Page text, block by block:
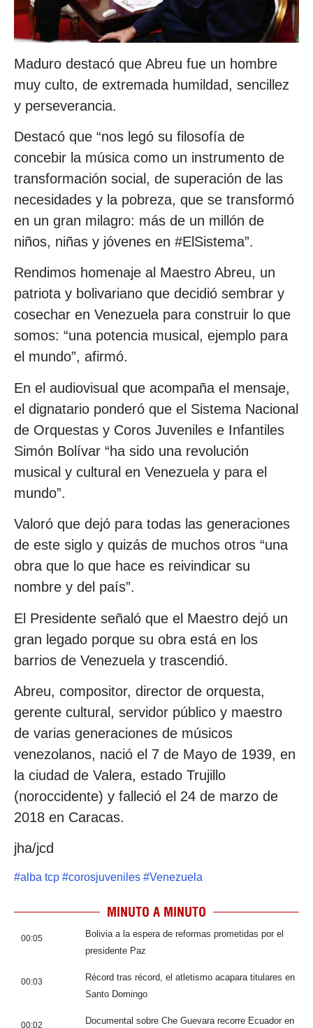
Maduro destacó que Abreu fue un hombre
muy culto, de extremada humildad, sencillez
y perseverancia.
Destacó que “nos legó su filosofía de
concebir la música como un instrumento de
transformación social, de superación de las
necesidades y la pobreza, que se transformó
en un gran milagro: más de un millón de
niños, niñas y jóvenes en #ElSistema”.
Rendimos homenaje al Maestro Abreu, un
patriota y bolivariano que decidió sembrar y
cosechar en Venezuela para construir lo que
somos: “una potencia musical, ejemplo para
el mundo”, afirmó.
En el audiovisual que acompaña el mensaje,
el dignatario ponderó que el Sistema Nacional
de Orquestas y Coros Juveniles e Infantiles
Simón Bolívar “ha sido una revolución
musical y cultural en Venezuela y para el
mundo”.
Valoró que dejó para todas las generaciones
de este siglo y quizás de muchos otros “una
obra que lo que hace es reivindicar su
nombre y del país”.
El Presidente señaló que el Maestro dejó un
gran legado porque su obra está en los
barrios de Venezuela y trascendió.
Abreu, compositor, director de orquesta,
gerente cultural, servidor público y maestro
de varias generaciones de músicos
venezolanos, nació el 7 de Mayo de 1939, en
la ciudad de Valera, estado Trujillo
(noroccidente) y falleció el 24 de marzo de
2018 en Caracas.
jha/jcd
#alba tcp #corosjuveniles #Venezuela
MINUTO A MINUTO
00:05
Bolivia a la espera de reformas prometidas por el
presidente Paz
00:03
Récord tras récord, el atletismo acapara titulares en
Santo Domingo
00:02 Documental sobre Che Guevara recorre Ecuador en